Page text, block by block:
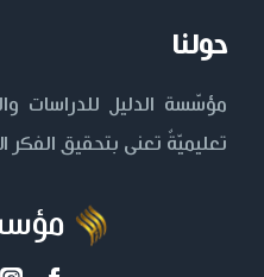
حولنا
مؤسّسة الدليل للدراسات
تعليميّةٌ تعنى بتحقيق الفكر